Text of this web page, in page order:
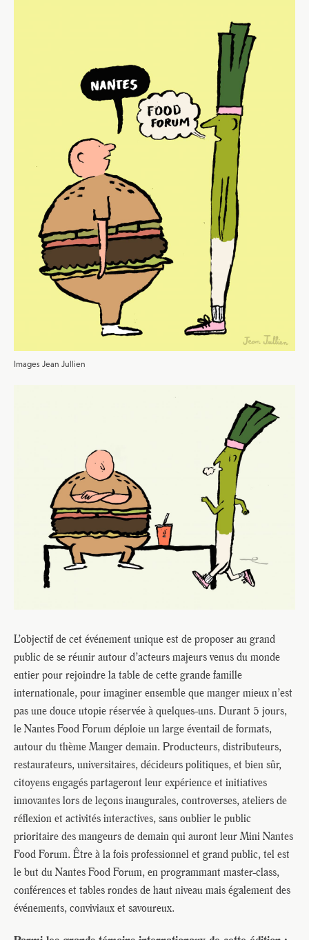
Images Jean Jullien
L’objectif de cet événement unique est de proposer au grand
public de se réunir autour d’acteurs majeurs venus du monde
entier pour rejoindre la table de cette grande famille
internationale, pour imaginer ensemble que manger mieux n’est
pas une douce utopie réservée à quelques-uns. Durant 5 jours,
le Nantes Food Forum déploie un large éventail de formats,
autour du thème Manger demain. Producteurs, distributeurs,
restaurateurs, universitaires, décideurs politiques, et bien sûr,
citoyens engagés partageront leur expérience et initiatives
innovantes lors de leçons inaugurales, controverses, ateliers de
réflexion et activités interactives, sans oublier le public
prioritaire des mangeurs de demain qui auront leur Mini Nantes
Food Forum. Être à la fois professionnel et grand public, tel est
le but du Nantes Food Forum, en programmant master-class,
conférences et tables rondes de haut niveau mais également des
événements, conviviaux et savoureux.